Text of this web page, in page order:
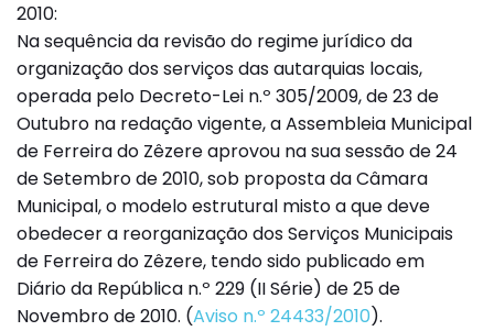
2010:
Na sequência da revisão do regime jurídico da
organização dos serviços das autarquias locais,
operada pelo Decreto-Lei n.º 305/2009, de 23 de
Outubro na redação vigente, a Assembleia Municipal
de Ferreira do Zêzere aprovou na sua sessão de 24
de Setembro de 2010, sob proposta da Câmara
Municipal, o modelo estrutural misto a que deve
obedecer a reorganização dos Serviços Municipais
de Ferreira do Zêzere, tendo sido publicado em
Diário da República n.º 229 (II Série) de 25 de
Novembro de 2010. (Aviso n.º 24433/2010).